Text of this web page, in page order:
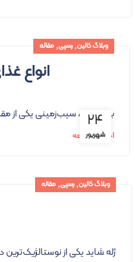
۲۴
شهریور
وبلاگ کالین,رسپی,مقاله
انواع
بعد از پیاز، سیب‌زمینی یکی از
ادامه مطالعه
وبلاگ کالین,رسپی, مقاله
ژله شاید یکی از